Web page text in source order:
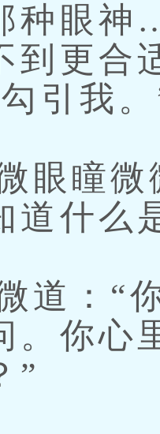
种眼
到更合
引我
瞳微
道什么
：“
。你心
”